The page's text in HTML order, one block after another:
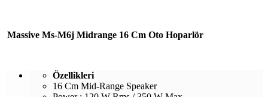
Massive Ms-M6j Midrange 16 Cm Oto Hoparlör
Özellikleri
16 Cm Mid-Range Speaker